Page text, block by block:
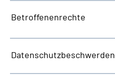
Betroffenenrechte
Datenschutzbeschwerden